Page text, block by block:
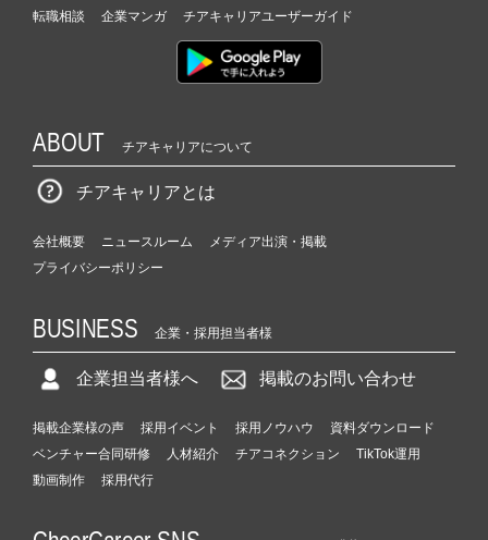
転職相談
企業マンガ チアキャリアユーザーガイド
ABOUT チアキャリアについて
チアキャリアとは
会社概要 ニュースルーム
メディア出演・掲載
プライバシーポリシー
BUSINESS 企業・採用担当者様
企業担当者様へ 掲載のお問い合わせ
掲載企業様の声 採用イベント 採用ノウハウ
資料ダウンロード
ベンチャー合同研修
人材紹介 チアコネクション
TikTok運用
動画制作
採用代行